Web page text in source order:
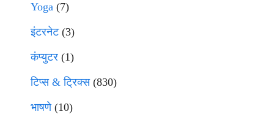
Yoga (7)
इंटरनेट(3)
कंप्युटर (1)
टिप्स & ट्रिक्स(830)
भाषणे(10)